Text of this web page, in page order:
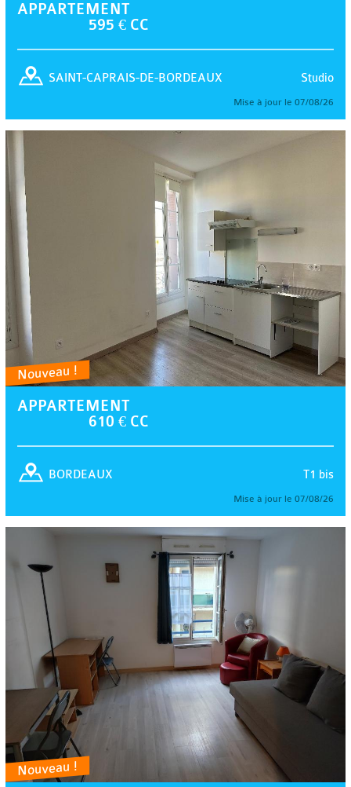
APPARTEMENT
595 € CC
Studio
SAINT-CAPRAIS-DE-BORDEAUX
Mise à jour le 07/08/26
Nouveau !
APPARTEMENT
610 € CC
T1 bis
BORDEAUX
Mise à jour le 07/08/26
Nouveau !